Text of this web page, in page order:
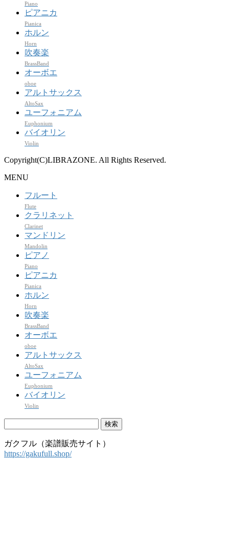
Piano
ピアニカ
Pianica
ホルン
Horn
吹奏楽
BrassBand
オーボエ
oboe
アルトサックス
AltoSax
ユーフォニアム
Euphonium
バイオリン
Violin
Copyright(C)LIBRAZONE. All Rights Reserved.
MENU
フルート
Flute
クラリネット
Clarinet
マンドリン
Mandolin
ピアノ
Piano
ピアニカ
Pianica
ホルン
Horn
吹奏楽
BrassBand
オーボエ
oboe
アルトサックス
AltoSax
ユーフォニアム
Euphonium
バイオリン
Violin
ガクフル（楽譜販売サイト）
https://gakufull.shop/